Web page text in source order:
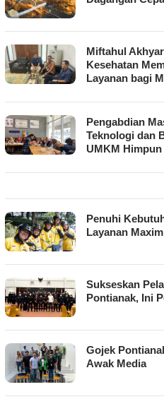
Miftahul
Kesehatan
Layanan bagi
Pengabdian
Teknologi dan
UMKM
Penuhi
Layanan
Sukseskan
Pontianak, Ini
Gojek
Awak Media